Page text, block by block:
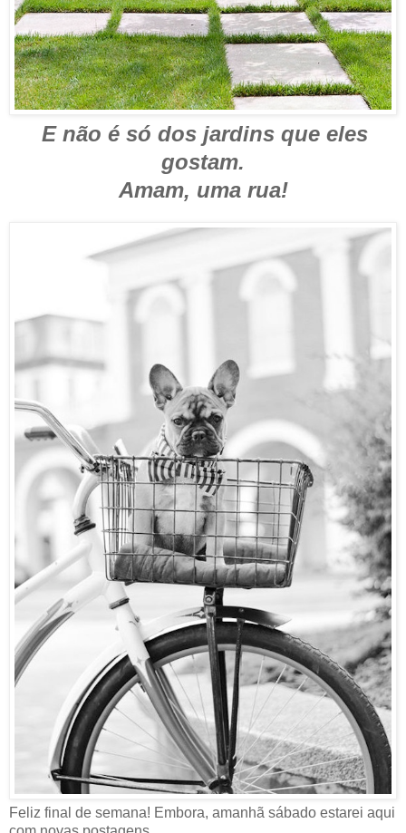
E não é só dos jardins que eles
gostam.
Amam, uma rua!
Feliz final de semana! Embora, amanhã sábado estarei aqui